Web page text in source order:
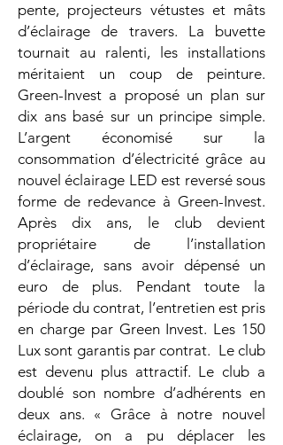
pente, projecteurs vétustes et mâts
d’éclairage de travers. La buvette
tournait au ralenti, les installations
méritaient un coup de peinture.
Green-Invest a proposé un plan sur
dix ans basé sur un principe simple.
L’argent économisé sur la
consommation d’électricité grâce au
nouvel éclairage LED est reversé sous
forme de redevance à Green-Invest.
Après dix ans, le club devient
propriétaire de l’installation
d’éclairage, sans avoir dépensé un
euro de plus. Pendant toute la
période du contrat, l’entretien est pris
en charge par Green Invest. Les 150
Lux sont garantis par contrat. Le club
est devenu plus attractif. Le club a
doublé son nombre d’adhérents en
deux ans. « Grâce à notre nouvel
éclairage, on a pu déplacer les